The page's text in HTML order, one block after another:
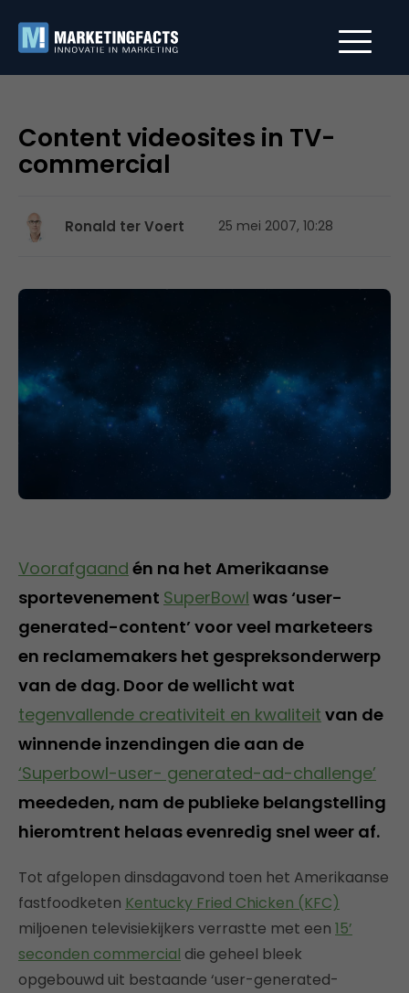
Content videosites in TV-
commercial
Ronald ter Voert 25 mei 2007, 10:28
Voorafgaand én na het Amerikaanse
sportevenement SuperBowl was ‘user-
generated-content’ voor veel marketeers
en reclamemakers het gespreksonderwerp
van de dag. Door de wellicht wat
tegenvallende creativiteit en kwaliteit van de
winnende inzendingen die aan de
‘Superbowl-user- generated-ad-challenge’
meededen, nam de publieke belangstelling
hieromtrent helaas evenredig snel weer af.
Tot afgelopen dinsdagavond toen het Amerikaanse
fastfoodketen Kentucky Fried Chicken (KFC)
miljoenen televisiekijkers verrastte met een 15’
seconden commercial die geheel bleek
opgebouwd uit bestaande ‘user-generated-